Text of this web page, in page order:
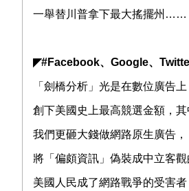
一舉替川普拿下最大搖擺州 ……
◤#Facebook、 Google、
「劍橋分析」光是在數位廣告
創下美國史上最高競選金額，
我們更砸大錢做網路原生廣告，
將「偏頗資訊」偽裝成中立客
美國人民成了網路戰爭的受害者